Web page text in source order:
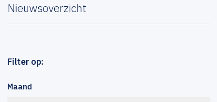
Nieuwsoverzicht
Filter op:
Maand